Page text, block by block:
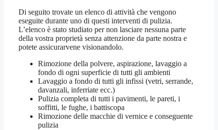
Di seguito trovate un elenco di attività che vengono
eseguite durante uno di questi interventi di pulizia.
L’elenco è stato studiato per non lasciare nessuna parte
della vostra proprietà senza attenzione da parte nostra e
potete assicurarvene visionandolo.
Rimozione della polvere, aspirazione, lavaggio a
fondo di ogni superficie di tutti gli ambienti
Lavaggio a fondo di tutti gli infissi (vetri, serrande,
davanzali, inferriate ecc.)
Pulizia completa di tutti i pavimenti, le pareti, i
soffitti, le fughe, i battiscopa
Rimozione delle macchie di vernice e conseguente
pulizia